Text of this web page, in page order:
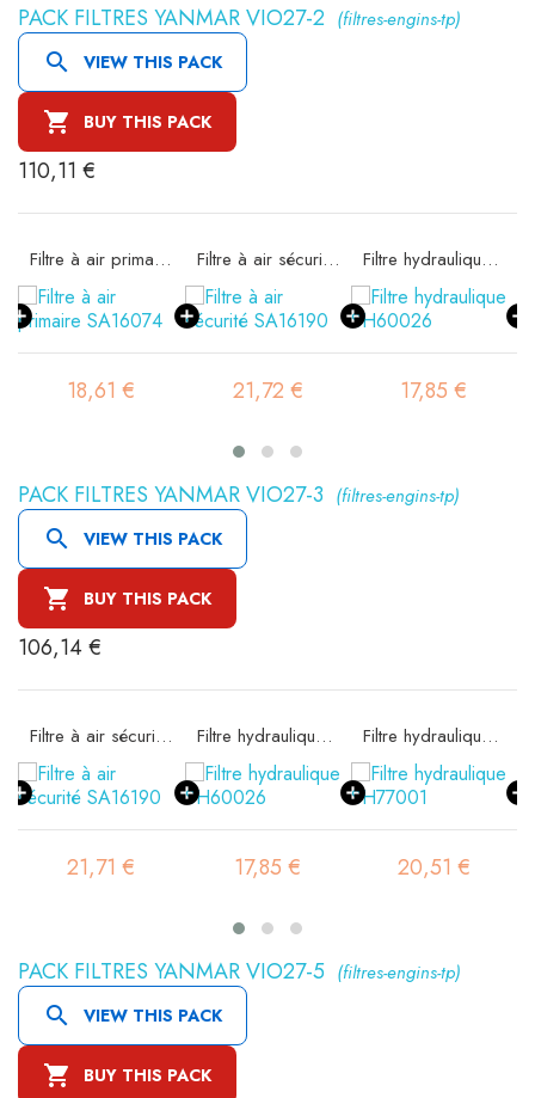
PACK FILTRES YANMAR VIO27-2 (filtres-engins-tp)
 VIEW THIS PACK
 BUY THIS PACK
110,11 €
Filtre à air primaire SA16074
18,61 €
Filtre à air sécurité SA16190
21,72 €
Filtre hydraulique SH60026
17,85 €
PACK FILTRES YANMAR VIO27-3 (filtres-engins-tp)
 VIEW THIS PACK
 BUY THIS PACK
106,14 €
Filtre à air sécurité SA16190
21,71 €
Filtre hydraulique SH60026
17,85 €
Filtre hydraulique SH77001
20,51 €
PACK FILTRES YANMAR VIO27-5 (filtres-engins-tp)
 VIEW THIS PACK
 BUY THIS PACK